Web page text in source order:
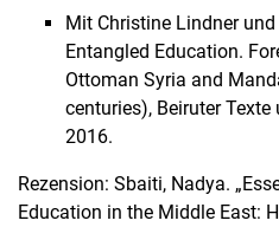
Mit Christine Lindner
Entangled Education.
Ottoman Syria and
centuries), Beiruter
2016.
Rezension: Sbaiti, Nadya.
Education in the Middle East: